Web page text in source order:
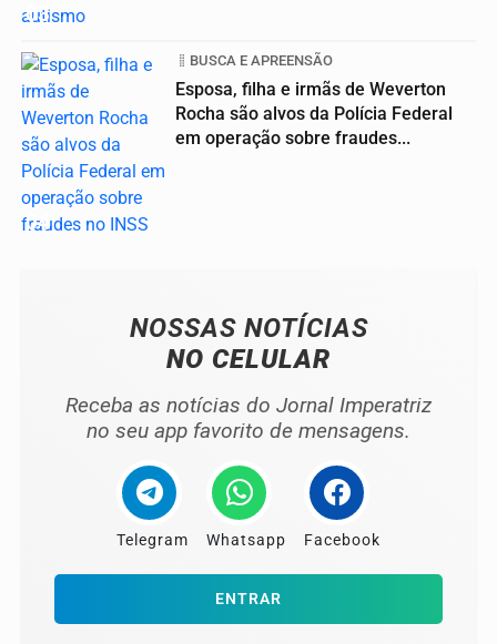
03
04
BUSCA E APREENSÃO
Esposa, filha e irmãs de Weverton
Rocha são alvos da Polícia Federal
em operação sobre fraudes...
NOSSAS NOTÍCIAS
NO CELULAR
Receba as notícias do Jornal Imperatriz
no seu app favorito de mensagens.
Telegram Whatsapp Facebook
ENTRAR